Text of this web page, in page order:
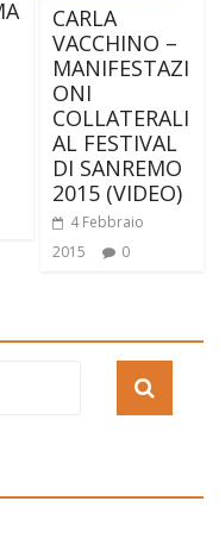
CARLA
VACCHINO –
MANIFESTAZI
ONI
COLLATERALI
AL FESTIVAL
DI SANREMO
2015 (VIDEO)
4 Febbraio
2015
0